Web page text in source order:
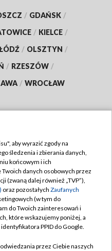
/ GDAŃSK /
/ KIELCE /
/ OLSZTYN /
/ RZESZÓW /
/ WROCŁAW
TVP
aby wyrazić zgody na
śledzenia i zbierania danych,
końcowym i ich
danych osobowych przez
(zwaną dalej również „TVP”),
oraz pozostałych Zaufanych
(w tym do
do Twoich zainteresowań i
które wskazujemy poniżej, a
PPID do Google.
przez Ciebie naszych